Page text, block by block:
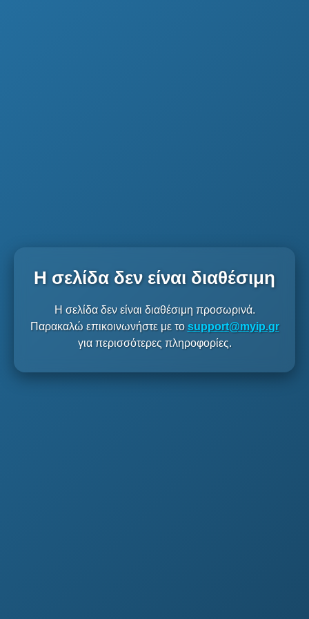
Η σελίδα δεν είναι διαθέσιμη
Η σελίδα δεν είναι διαθέσιμη προσωρινά.
Παρακαλώ επικοινωνήστε με το support@myip.gr
για περισσότερες πληροφορίες.